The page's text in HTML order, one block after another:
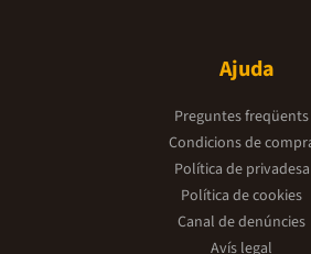
Ajuda
Preguntes freqüents
Condicions de
Política de privadesa
Política de cookies
Canal de denúncies
Avís legal